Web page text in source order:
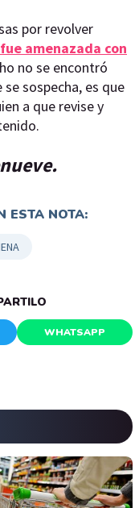
por revolver
amenazada con
no se encontró
sospecha, es que
a que revise y
ESTA NOTA:
WHATSAPP